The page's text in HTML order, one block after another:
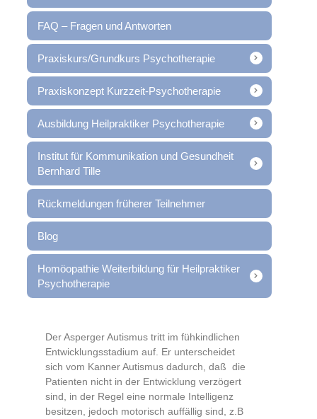
FAQ – Fragen und Antworten
Praxiskurs/Grundkurs Psychotherapie
Praxiskonzept Kurzzeit-Psychotherapie
Ausbildung Heilpraktiker Psychotherapie
Institut für Kommunikation und Gesundheit
Bernhard Tille
Rückmeldungen früherer Teilnehmer
Blog
Homöopathie Weiterbildung für Heilpraktiker
Psychotherapie
Der Asperger Autismus tritt im fühkindlichen
Entwicklungsstadium auf. Er unterscheidet
sich vom Kanner Autismus dadurch, daß die
Patienten nicht in der Entwicklung verzögert
sind, in der Regel eine normale Intelligenz
besitzen, jedoch motorisch auffällig sind, z.B